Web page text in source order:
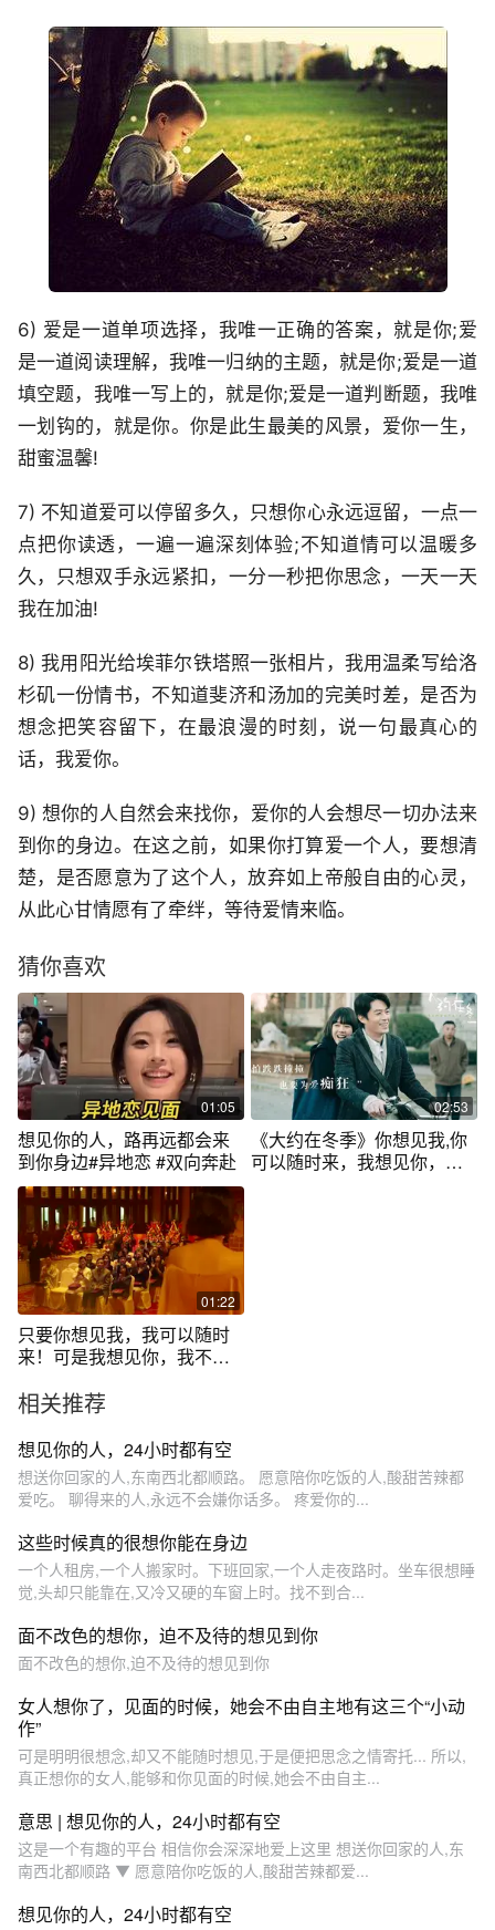
6) 爱是一道单项选择，我唯一正确的答案，就是你;爱
是一道阅读理解，我唯一归纳的主题，就是你;爱是一道
填空题，我唯一写上的，就是你;爱是一道判断题，我唯
一划钩的，就是你。你是此生最美的风景，爱你一生，
甜蜜温馨!
7) 不知道爱可以停留多久，只想你心永远逗留，一点一
点把你读透，一遍一遍深刻体验;不知道情可以温暖多
久，只想双手永远紧扣，一分一秒把你思念，一天一天
我在加油!
8) 我用阳光给埃菲尔铁塔照一张相片，我用温柔写给洛
杉矶一份情书，不知道斐济和汤加的完美时差，是否为
想念把笑容留下，在最浪漫的时刻，说一句最真心的
话，我爱你。
9) 想你的人自然会来找你，爱你的人会想尽一切办法来
到你的身边。在这之前，如果你打算爱一个人，要想清
楚，是否愿意为了这个人，放弃如上帝般自由的心灵，
从此心甘情愿有了牵绊，等待爱情来临。
猜你喜欢
01:05
想见你的人，路再远都会来
到你身边#异地恋 #双向奔赴
02:53
《大约在冬季》你想见我,你
可以随时来，我想见你，不
01:22
只要你想见我，我可以随时
来！可是我想见你，我不能
相关推荐
想见你的人，24小时都有空
想送你回家的人,东南西北都顺路。 愿意陪你吃饭的人,酸甜苦辣都
爱吃。 聊得来的人,永远不会嫌你话多。 疼爱你的...
这些时候真的很想你能在身边
一个人租房,一个人搬家时。下班回家,一个人走夜路时。坐车很想睡
觉,头却只能靠在,又冷又硬的车窗上时。找不到合...
面不改色的想你，迫不及待的想见到你
面不改色的想你,迫不及待的想见到你
女人想你了，见面的时候，她会不由自主地有这三个“小动
作”
可是明明很想念,却又不能随时想见,于是便把思念之情寄托... 所以,
真正想你的女人,能够和你见面的时候,她会不由自主...
意思 | 想见你的人，24小时都有空
这是一个有趣的平台 相信你会深深地爱上这里 想送你回家的人,东
南西北都顺路 ▼ 愿意陪你吃饭的人,酸甜苦辣都爱...
想见你的人，24小时都有空